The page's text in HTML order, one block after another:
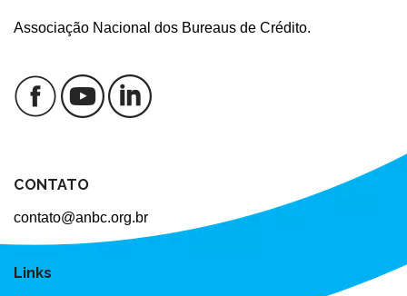
Associação Nacional dos Bureaus de Crédito.
CONTATO
contato@anbc.org.br
Links